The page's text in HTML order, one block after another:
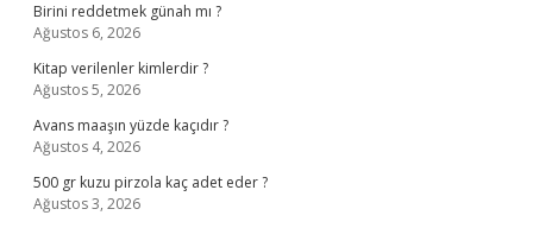
Birini reddetmek günah mı ?
Ağustos 6, 2026
Kitap verilenler kimlerdir ?
Ağustos 5, 2026
Avans maaşın yüzde kaçıdır ?
Ağustos 4, 2026
500 gr kuzu pirzola kaç adet eder ?
Ağustos 3, 2026